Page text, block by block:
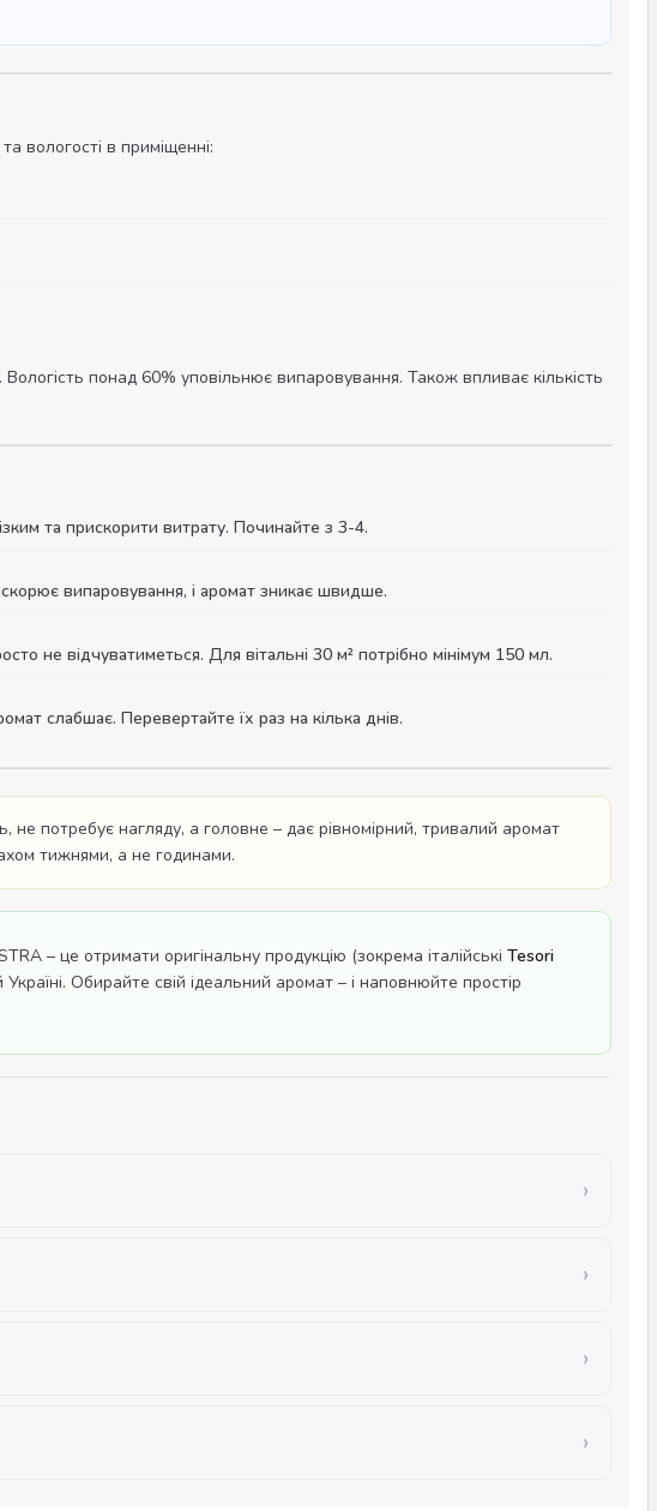
вологості в приміщенні:
понад 60% уповільнює випаровування. Також впливає кількість
та прискорити витрату. Починайте з 3-4.
випаровування, і аромат зникає швидше.
не відчуватиметься. Для вітальні 30 м² потрібно мінімум 150 мл.
слабшає. Перевертайте їх раз на кілька днів.
не потребує нагляду, а головне – дає рівномірний, тривалий аромат
тижнями, а не годинами.
– це отримати оригінальну продукцію (зокрема італійські Tesori
Україні. Обирайте свій ідеальний аромат – і наповнюйте простір